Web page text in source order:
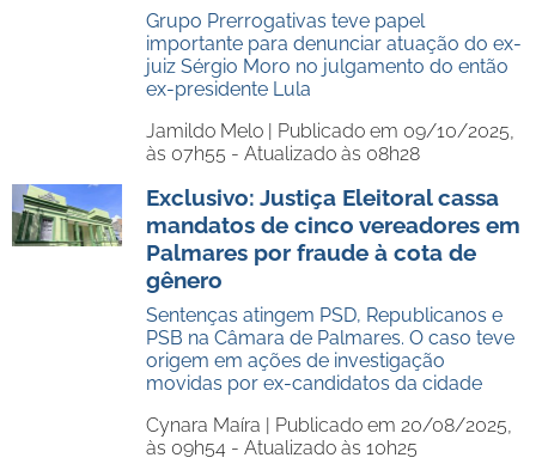
Grupo Prerrogativas teve papel
importante para denunciar atuação do ex-
juiz Sérgio Moro no julgamento do então
ex-presidente Lula
Jamildo Melo | Publicado em 09/10/2025,
às 07h55 - Atualizado às 08h28
Exclusivo: Justiça Eleitoral cassa
mandatos de cinco vereadores em
Palmares por fraude à cota de
gênero
Sentenças atingem PSD, Republicanos e
PSB na Câmara de Palmares. O caso teve
origem em ações de investigação
movidas por ex-candidatos da cidade
Cynara Maíra | Publicado em 20/08/2025,
às 09h54 - Atualizado às 10h25